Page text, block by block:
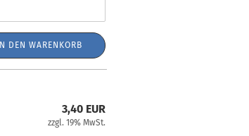
IN DEN WARENKORB
3,40 EUR
zzgl. 19% MwSt.